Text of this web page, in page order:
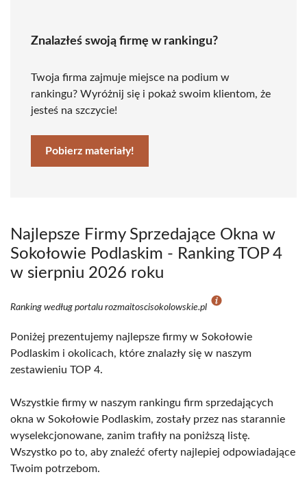
Znalazłeś swoją firmę w rankingu?
Twoja firma zajmuje miejsce na podium w
rankingu? Wyróżnij się i pokaż swoim klientom, że
jesteś na szczycie!
Pobierz materiały!
Najlepsze Firmy Sprzedające Okna w
Sokołowie Podlaskim - Ranking TOP 4
w sierpniu 2026 roku
Ranking według portalu rozmaitoscisokolowskie.pl
Poniżej prezentujemy najlepsze firmy w Sokołowie
Podlaskim i okolicach, które znalazły się w naszym
zestawieniu TOP 4.
Wszystkie firmy w naszym rankingu firm sprzedających
okna w Sokołowie Podlaskim, zostały przez nas starannie
wyselekcjonowane, zanim trafiły na poniższą listę.
Wszystko po to, aby znaleźć oferty najlepiej odpowiadające
Twoim potrzebom.